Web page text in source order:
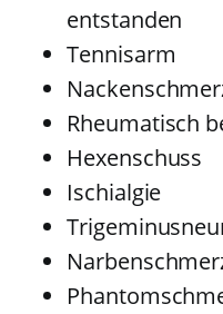
entstanden
Tennisarm
Rheumatisch
Hexenschuss
Ischialgie